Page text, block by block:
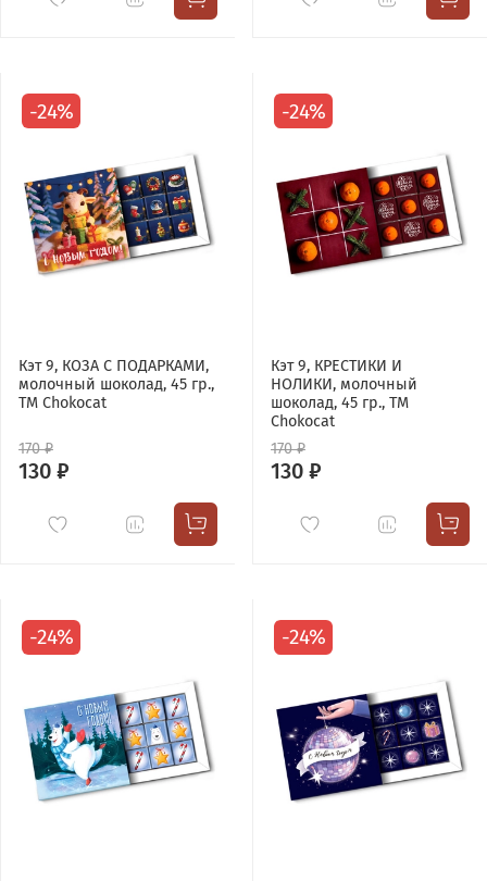
-24%
Кэт 9, КОЗА С ПОДАРКАМИ,
молочный шоколад, 45 гр.,
TM Chokocat
170 ₽
130 ₽
-24%
Кэт 9, КРЕСТИКИ И
НОЛИКИ, молочный
шоколад, 45 гр., TM
Chokocat
170 ₽
130 ₽
-24% -24%